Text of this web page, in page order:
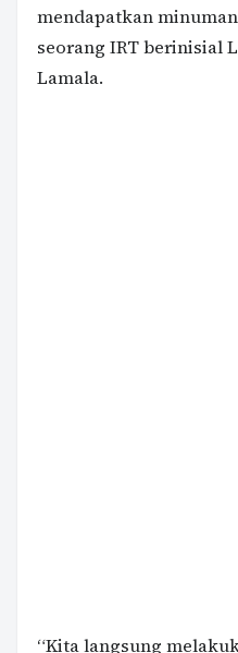
mendapatkan
seorang IRT berinisial
Lamala.
“Kita langsung